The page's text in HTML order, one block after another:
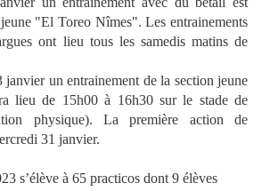
"El Toreo Nîmes". Les entrainements
ont lieu tous les samedis matins de
un entrainement de la section jeune
lieu de 15h00 à 16h30 sur le stade de
physique). La première action de
31 janvier.
s’élève à 65 practicos dont 9 élèves